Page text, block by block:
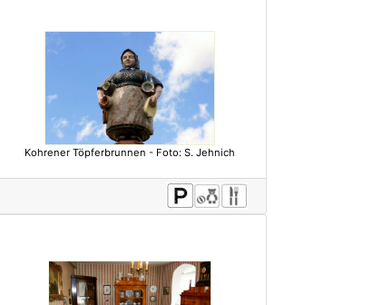
Kohrener Töpferbrunnen - Foto: S. Jehnich